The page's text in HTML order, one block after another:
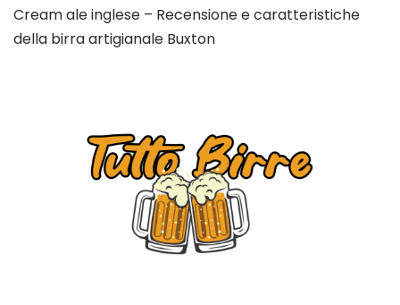
Cream ale inglese – Recensione e caratteristiche
della birra artigianale Buxton